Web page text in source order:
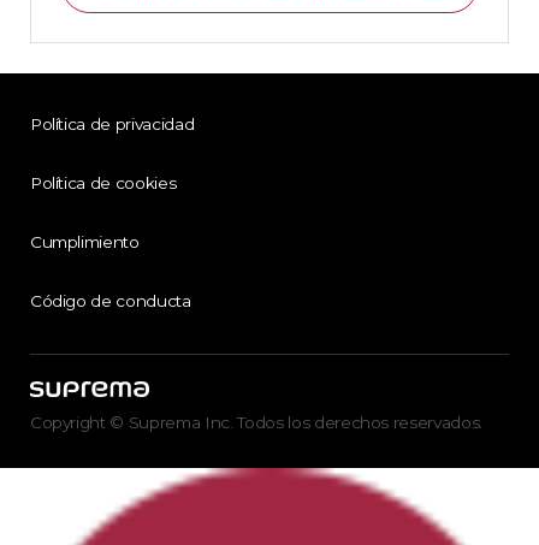
Política de privacidad
Política de cookies
Cumplimiento
Código de conducta
Copyright © Suprema Inc. Todos los derechos reservados.